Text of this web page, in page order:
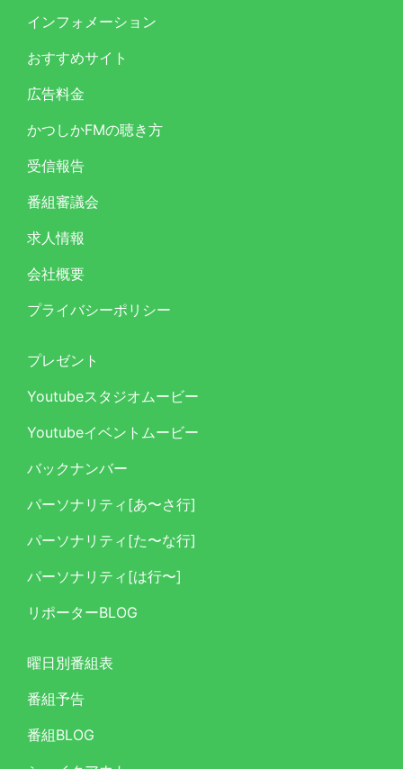
インフォメーション
おすすめサイト
広告料金
かつしかFMの聴き方
受信報告
番組審議会
求人情報
会社概要
プライバシーポリシー
プレゼント
Youtubeスタジオムービー
Youtubeイベントムービー
バックナンバー
パーソナリティ[あ〜さ行]
パーソナリティ[た〜な行]
パーソナリティ[は行〜]
リポーターBLOG
曜日別番組表
番組予告
番組BLOG